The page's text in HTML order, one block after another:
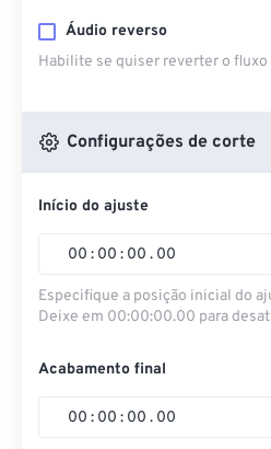
Áudio reverso
Habilite se quiser reverter o fluxo
Configurações de corte
Início do ajuste
00 : 00 : 00 . 00
Especifique a posição inicial do
Deixe em 00:00:00.00 para
Acabamento final
00 : 00 : 00 . 00